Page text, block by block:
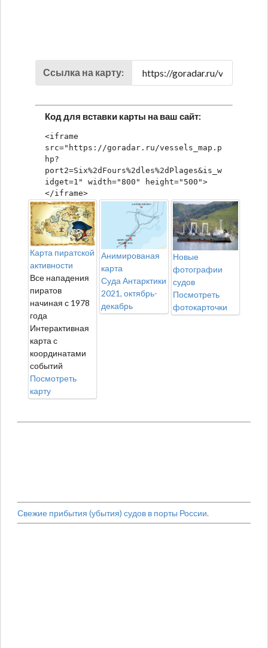
Ссылка на карту:
Код для вставки карты на ваш сайт:
<iframe
src="https://goradar.ru/vessels_map.p
hp?
port2=Six%2dFours%2dles%2dPlages&is_w
idget=1" width="800" height="500">
</iframe>
Карта пиратской
активности
Все нападения
пиратов
начиная с 1978
года
Интерактивная
карта с
координатами
событий
Посмотреть
карту
Анимированая
карта
Суда Антарктики
2021, октябрь-
декабрь
Новые
фотографии
судов
Посмотреть
фотокарточки
Свежие прибытия (убытия) судов в порты России.